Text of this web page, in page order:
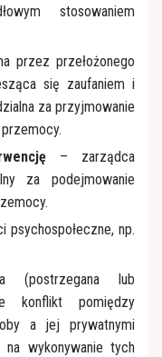
stosowaniem
przez przełożonego
się zaufaniem i
za przyjmowanie
– zarządca
za podejmowanie
psychospołeczne, np.
(postrzegana lub
konflikt pomiędzy
a jej prywatnymi
wykonywanie tych